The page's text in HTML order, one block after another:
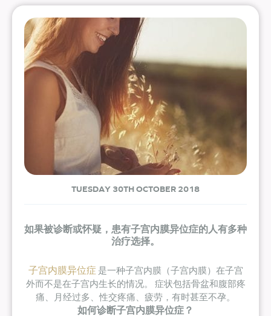
TUESDAY 30TH OCTOBER 2018
如果被诊断或怀疑，患有子宫内膜异位症的人有多种
治疗选择。
子宫内膜异位症 是一种子宫内膜（子宫内膜）在子宫
外而不是在子宫内生长的情况。 症状包括骨盆和腹部疼
痛、月经过多、性交疼痛、疲劳，有时甚至不孕。
如何诊断子宫内膜异位症？